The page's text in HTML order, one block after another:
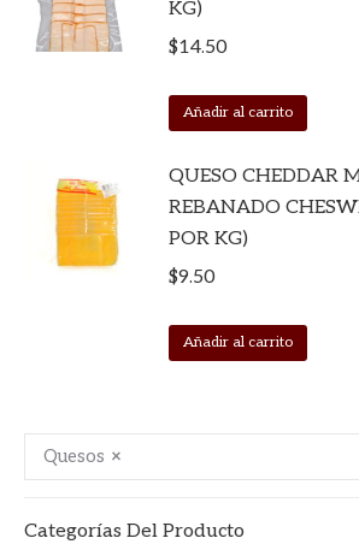
KG)
$14.50
Añadir al carrito
QUESO CHEDDAR
REBANADO
POR KG)
$9.50
Añadir al carrito
×
Quesos
Categorías Del Producto